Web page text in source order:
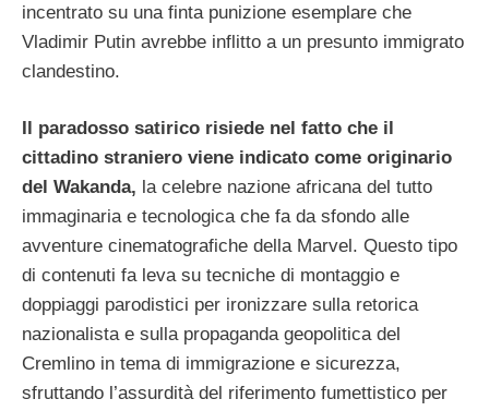
incentrato su una finta punizione esemplare che
Vladimir Putin avrebbe inflitto a un presunto immigrato
clandestino.
Il paradosso satirico risiede nel fatto che il
cittadino straniero viene indicato come originario
del Wakanda, la celebre nazione africana del tutto
immaginaria e tecnologica che fa da sfondo alle
avventure cinematografiche della Marvel. Questo tipo
di contenuti fa leva su tecniche di montaggio e
doppiaggi parodistici per ironizzare sulla retorica
nazionalista e sulla propaganda geopolitica del
Cremlino in tema di immigrazione e sicurezza,
sfruttando l’assurdità del riferimento fumettistico per